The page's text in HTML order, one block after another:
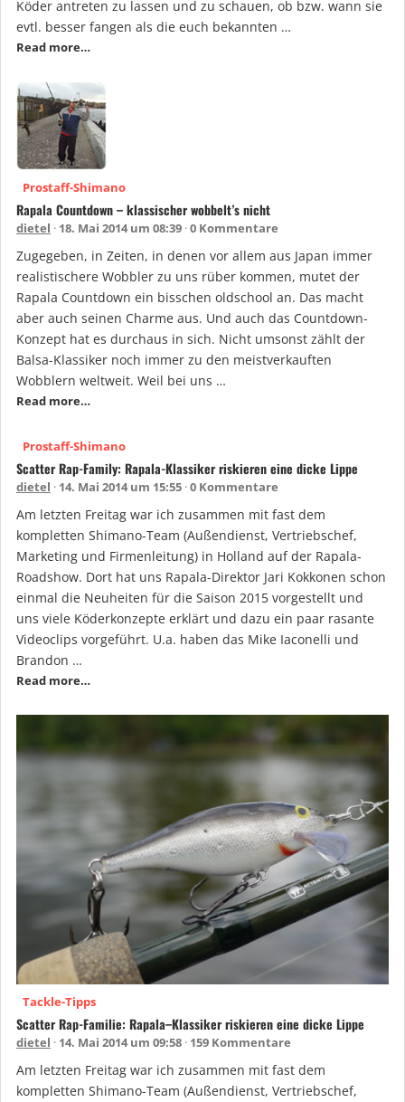
Köder antreten zu lassen und zu schauen, ob bzw. wann sie
evtl. besser fangen als die euch bekannten …
Read more…
Prostaff-Shimano
Rapala Countdown – klassischer wobbelt’s nicht
dietel 18. Mai 2014 um 08:39 0 Kommentare
Zugegeben, in Zeiten, in denen vor allem aus Japan immer
realistischere Wobbler zu uns rüber kommen, mutet der
Rapala Countdown ein bisschen oldschool an. Das macht
aber auch seinen Charme aus. Und auch das Countdown-
Konzept hat es durchaus in sich. Nicht umsonst zählt der
Balsa-Klassiker noch immer zu den meistverkauften
Wobblern weltweit. Weil bei uns …
Read more…
Prostaff-Shimano
Scatter Rap-Family: Rapala-Klassiker riskieren eine dicke Lippe
dietel 14. Mai 2014 um 15:55 0 Kommentare
Am letzten Freitag war ich zusammen mit fast dem
kompletten Shimano-Team (Außendienst, Vertriebschef,
Marketing und Firmenleitung) in Holland auf der Rapala-
Roadshow. Dort hat uns Rapala-Direktor Jari Kokkonen schon
einmal die Neuheiten für die Saison 2015 vorgestellt und
uns viele Köderkonzepte erklärt und dazu ein paar rasante
Videoclips vorgeführt. U.a. haben das Mike Iaconelli und
Brandon …
Read more…
Tackle-Tipps
Scatter Rap-Familie: Rapala–Klassiker riskieren eine dicke Lippe
dietel 14. Mai 2014 um 09:58 159 Kommentare
Am letzten Freitag war ich zusammen mit fast dem
kompletten Shimano-Team (Außendienst, Vertriebschef,